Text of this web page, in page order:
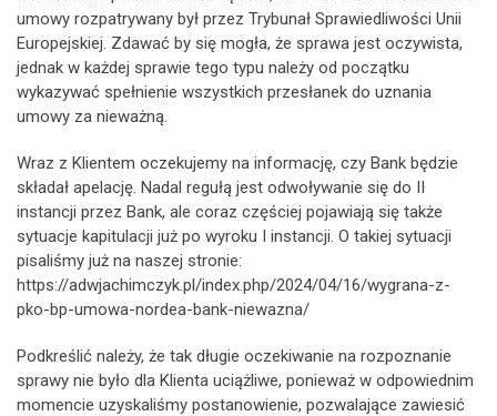
umowy rozpatrywany był przez Trybunał Sprawiedliwości Unii
Europejskiej. Zdawać by się mogła, że sprawa jest oczywista,
jednak w każdej sprawie tego typu należy od początku
wykazywać spełnienie wszystkich przesłanek do uznania
umowy za nieważną.
Wraz z Klientem oczekujemy na informację, czy Bank będzie
składał apelację. Nadal regułą jest odwoływanie się do II
instancji przez Bank, ale coraz częściej pojawiają się także
sytuacje kapitulacji już po wyroku I instancji. O takiej sytuacji
pisaliśmy już na naszej stronie:
https://adwjachimczyk.pl/index.php/2024/04/16/wygrana-z-
pko-bp-umowa-nordea-bank-niewazna/
Podkreślić należy, że tak długie oczekiwanie na rozpoznanie
sprawy nie było dla Klienta uciążliwe, ponieważ w odpowiednim
momencie uzyskaliśmy postanowienie, pozwalające zawiesić